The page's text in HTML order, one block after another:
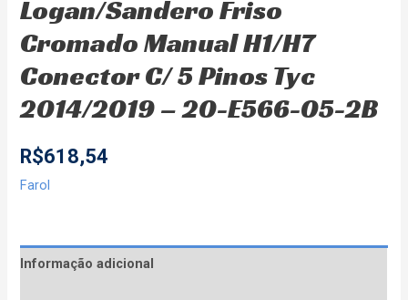
Logan/Sandero Friso
Cromado Manual H1/H7
Conector C/ 5 Pinos Tyc
2014/2019 – 20-E566-05-2B
R$618,54
Farol
Informação adicional